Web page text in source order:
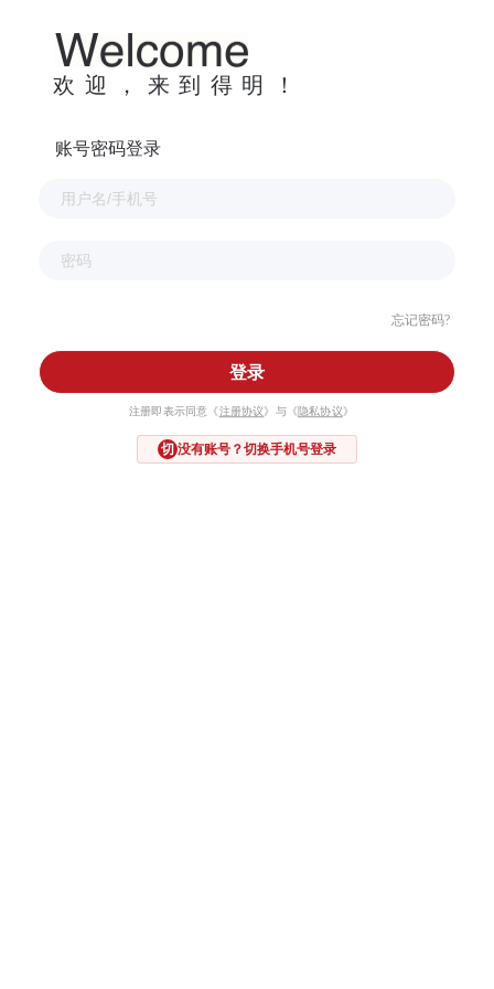
欢迎，来到得明！
账号密码登录
忘记密码?
登录
注册即表示同意《注册协议》与《隐私协议》
切 没有账号？切换手机号登录